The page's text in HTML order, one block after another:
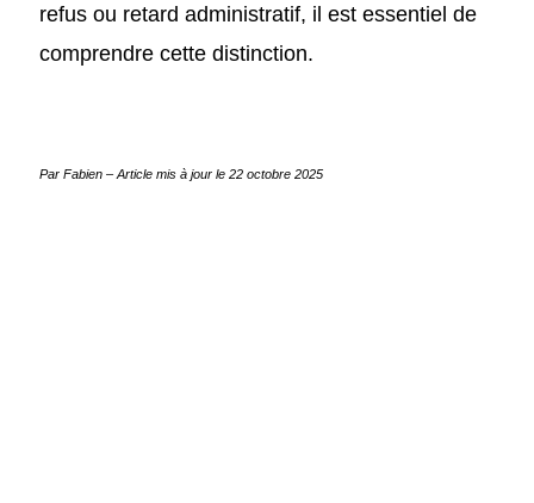
refus ou retard administratif, il est essentiel de
comprendre cette distinction.
Par Fabien – Article mis à jour le22 octobre 2025